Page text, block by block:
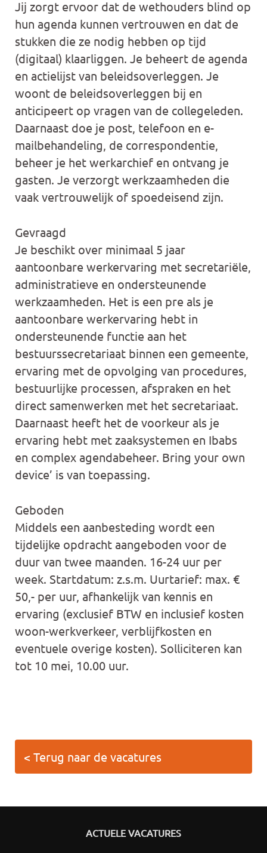
Jij zorgt ervoor dat de wethouders blind op
hun agenda kunnen vertrouwen en dat de
stukken die ze nodig hebben op tijd
(digitaal) klaarliggen. Je beheert de agenda
en actielijst van beleidsoverleggen. Je
woont de beleidsoverleggen bij en
anticipeert op vragen van de collegeleden.
Daarnaast doe je post, telefoon en e-
mailbehandeling, de correspondentie,
beheer je het werkarchief en ontvang je
gasten. Je verzorgt werkzaamheden die
vaak vertrouwelijk of spoedeisend zijn.
Gevraagd
Je beschikt over minimaal 5 jaar
aantoonbare werkervaring met secretariële,
administratieve en ondersteunende
werkzaamheden. Het is een pre als je
aantoonbare werkervaring hebt in
ondersteunende functie aan het
bestuurssecretariaat binnen een gemeente,
ervaring met de opvolging van procedures,
bestuurlijke processen, afspraken en het
direct samenwerken met het secretariaat.
Daarnaast heeft het de voorkeur als je
ervaring hebt met zaaksystemen en Ibabs
en complex agendabeheer. Bring your own
device’ is van toepassing.
Geboden
Middels een aanbesteding wordt een
tijdelijke opdracht aangeboden voor de
duur van twee maanden. 16-24 uur per
week. Startdatum: z.s.m. Uurtarief: max. €
50,- per uur, afhankelijk van kennis en
ervaring (exclusief BTW en inclusief kosten
woon-werkverkeer, verblijfkosten en
eventuele overige kosten). Solliciteren kan
tot 10 mei, 10.00 uur.
< Terug naar de vacatures
ACTUELE VACATURES